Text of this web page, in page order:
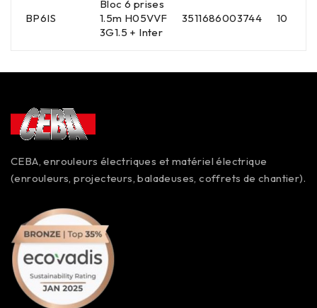
BP6IS
Bloc 6 prises
1.5m H05VVF
3G1.5 + Inter
3511686003744 10
CEBA, enrouleurs électriques et matériel électrique
(enrouleurs, projecteurs, baladeuses, coffrets de chantier).